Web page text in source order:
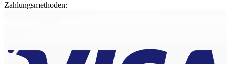
Zahlungsmethoden: